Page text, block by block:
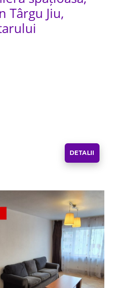
Târgu Jiu,
DETALII